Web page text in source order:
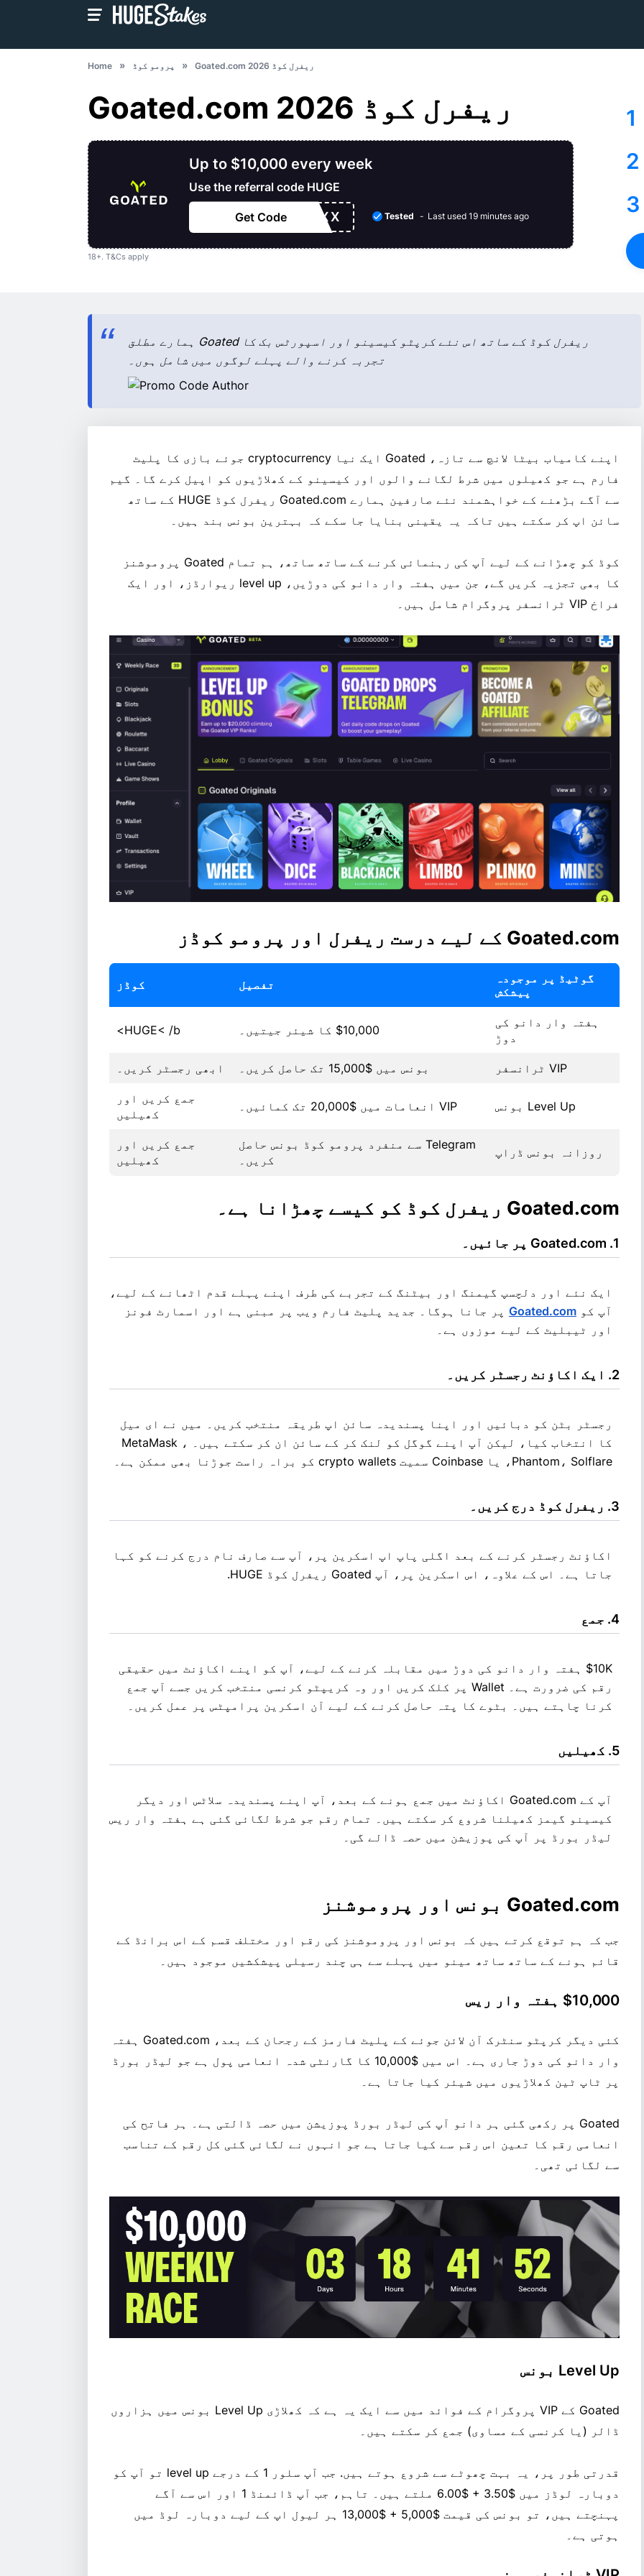
Home پرومو کوڈ Goated.com ریفرل کوڈ 2026
Goated.com ریفرل کوڈ 2026
Up to $10,000 every week
Use the referral code HUGE
Get CodeXXXXX Tested Last used 19 minutes ago
18+. T&Cs apply
1
2
3
ہمارے مطلق Goated ریفرل کوڈ کے ساتھ اس نئے کرپٹو کیسینو اور اسپورٹس بک کا
تجربہ کرنے والے پہلے لوگوں میں شامل ہوں۔
اپنے کامیاب بیٹا لانچ سے تازہ،
Goated ایک نیا cryptocurrency جوئے بازی کا پلیٹ
فارم ہے جو کھیلوں میں شرط لگانے والوں اور کیسینو کے کھلاڑیوں کو اپیل کرے گا۔ گیم
سے آگے بڑھنے کے خواہشمند نئے صارفین ہمارے Goated.com ریفرل کوڈ HUGE کے ساتھ
سائن اپ کر سکتے ہیں تاکہ یہ یقینی بنایا جا سکے کہ بہترین بونس بند ہیں۔
کوڈ کو چھڑانے کے لیے آپ کی رہنمائی کرنے کے ساتھ ساتھ، ہم تمام
Goated پروموشنز
کا بھی تجزیہ کریں گے، جن میں ہفتہ وار دانو کی دوڑیں، level up ریوارڈز، اور ایک
فراخ VIP ٹرانسفر پروگرام شامل ہیں۔
Goated.com کے لیے درست ریفرل اور پرومو کوڈز
گوٹیڈ پر موجودہ
پیشکش
تفصیل کوڈز
ہفتہ وار دانو کی
دوڑ
$10,000 کا شیئر جیتیں۔ HUGE< /b>
VIP ٹرانسفر بونس میں $15,000 تک حاصل کریں۔ ابھی رجسٹر کریں۔
Level Up بونس VIP انعامات میں $20,000 تک کمائیں۔
جمع کریں اور
کھیلیں
روزانہ بونس ڈراپ
Telegram سے منفرد پرومو کوڈ بونس حاصل
کریں۔
جمع کریں اور
کھیلیں
Goated.com ریفرل کوڈ کو کیسے چھڑانا ہے۔
Goated.com پر جائیں۔
ایک نئے اور دلچسپ گیمنگ اور بیٹنگ کے تجربے کی طرف اپنے پہلے قدم اٹھانے کے لیے،
آپ کو Goated.com پر جانا ہوگا۔ جدید پلیٹ فارم ویب پر مبنی ہے اور اسمارٹ فونز
اور ٹیبلیٹ کے لیے موزوں ہے۔
ایک اکاؤنٹ رجسٹر کریں۔
رجسٹر بٹن کو دبائیں اور اپنا پسندیدہ سائن اپ طریقہ منتخب کریں۔ میں نے ای میل
کا انتخاب کیا، لیکن آپ اپنے گوگل کو لنک کر کے سائن ان کر سکتے ہیں۔ MetaMask ،
Phantom، Solflare، یا Coinbase سمیت crypto wallets کو براہ راست جوڑنا بھی ممکن ہے۔
ریفرل کوڈ درج کریں۔
اکاؤنٹ رجسٹر کرنے کے بعد اگلی پاپ اپ اسکرین پر، آپ سے صارف نام درج کرنے کو کہا
جاتا ہے۔ اس کے علاوہ، اس اسکرین پر، آپ Goated ریفرل کوڈ HUGE.
جمع
$10K ہفتہ وار دانو کی دوڑ میں مقابلہ کرنے کے لیے، آپ کو اپنے اکاؤنٹ میں حقیقی
رقم کی ضرورت ہے۔ Wallet پر کلک کریں اور وہ کریپٹو کرنسی منتخب کریں جسے آپ جمع
کرنا چاہتے ہیں۔ بٹوے کا پتہ حاصل کرنے کے لیے آن اسکرین پرامپٹس پر عمل کریں۔
کھیلیں
آپ کے Goated.com اکاؤنٹ میں جمع ہونے کے بعد، آپ اپنے پسندیدہ سلاٹس اور دیگر
کیسینو گیمز کھیلنا شروع کر سکتے ہیں۔ تمام رقم جو شرط لگائی گئی ہے ہفتہ وار ریس
لیڈر بورڈ پر آپ کی پوزیشن میں حصہ ڈالے گی۔
Goated.com بونس اور پروموشنز
جب کہ ہم توقع کرتے ہیں کہ بونس اور پروموشنز کی رقم اور مختلف قسم کے اس برانڈ کے
قائم ہونے کے ساتھ ساتھ مینو میں پہلے سے ہی چند رسیلی پیشکشیں موجود ہیں۔
$10,000 ہفتہ وار ریس
کئی دیگر کرپٹو سنٹرک آن لائن جوئے کے پلیٹ فارمز کے رجحان کے بعد، Goated.com ہفتہ
وار دانو کی دوڑ جاری ہے۔ اس میں $10,000 کا گارنٹی شدہ انعامی پول ہے جو لیڈر بورڈ
پر ٹاپ ٹین کھلاڑیوں میں شیئر کیا جاتا ہے۔
Goated پر رکھی گئی ہر دانو آپ کی لیڈر بورڈ پوزیشن میں حصہ ڈالتی ہے۔ ہر فاتح کی
انعامی رقم کا تعین اس رقم سے کیا جاتا ہے جو انہوں نے لگائی گئی کل رقم کے تناسب
سے لگائی تھی۔
Level Up بونس
Goated کے VIP پروگرام کے فوائد میں سے ایک یہ ہے کہ کھلاڑی Level Up بونس میں ہزاروں
ڈالر (یا کرنسی کے مساوی) جمع کر سکتے ہیں۔
قدرتی طور پر، یہ بہت چھوٹے سے شروع ہوتے ہیں. جب آپ سلور 1 کے درجے level up تو آپ کو
دوبارہ لوڈز میں $3.50 + $6.00 ملتے ہیں۔ تاہم، جب آپ ڈائمنڈ 1 اور اس سے آگے
پہنچتے ہیں، تو بونس کی قیمت $5,000 + $13,000 ہر لیول اپ کے لیے دوبارہ لوڈ میں
ہوتی ہے۔